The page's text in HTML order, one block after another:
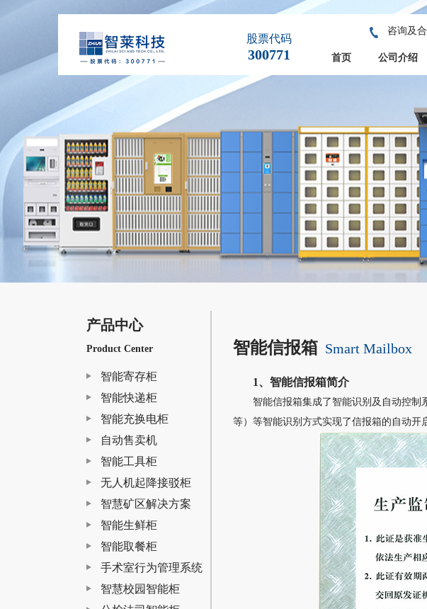
股票代码
300771
咨询及合
首页 公司介绍
产品中心
Product Center
智能寄存柜
智能快递柜
智能充换电柜
自动售卖机
智能工具柜
无人机起降接驳柜
智慧矿区解决方案
智能生鲜柜
智能取餐柜
手术室行为管理系统
智慧校园智能柜
智能信报箱 Smart Mailbox
1、智能信报箱简介
智能信报箱集成了智能识别及自动控
等）等智能识别方式实现了信报箱的自动开